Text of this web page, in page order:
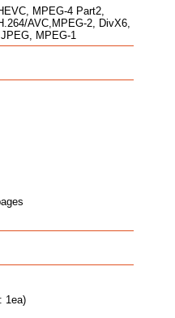
MPEG-4 Part2,
AVC,MPEG-2, DivX6,
MPEG-1
1ea)